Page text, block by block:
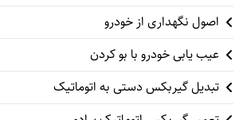
اصول نگهداری از خودرو
عیب یابی خودرو با بو کردن
تبدیل گیربکس دستی به اتوماتیک